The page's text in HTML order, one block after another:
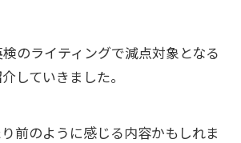
のライティングで減点対象となる
していきました。
前のように感じる内容かもしれま